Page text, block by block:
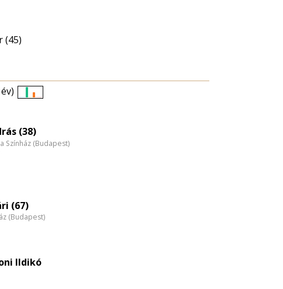
(45)
nagyítása
(38)
Színház (Budapest)
(67)
(Budapest)
Ildikó